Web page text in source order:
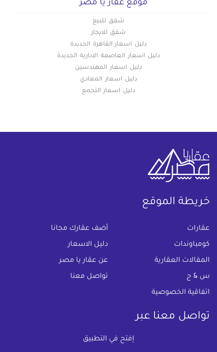
إفتح في التطبيق
موقع عقار يا مصر
شقق للبيع
شقق للايجار
دليل اسعار القاهرة الجديدة
دليل اسعار العاصمة الادارية الجديدة
دليل اسعار المهندسين
دليل اسعار المعادي
دليل اسعار التجمع
خريطة الموقع
عقارات أضف عقارك مجانا
كومباوندات دليل الاسعار
المقالات العقارية عن عقار يا مصر
س & ج تواصل معنا
اتفاقية الخصوصية
تواصل معنا عبر
info@aqaryamasr.com